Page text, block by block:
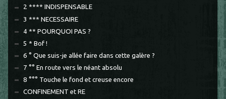
2 **** INDISPENSABLE
3 *** NECESSAIRE
4 ** POURQUOI PAS ?
5 * Bof !
6 ° Que suis-je allée faire dans cette galère ?
7 °° En route vers le néant absolu
8 °°° Touche le fond et creuse encore
CONFINEMENT et RE